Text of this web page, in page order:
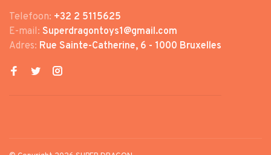
Telefoon: +32 2 5115625
E-mail: Superdragontoys1@gmail.com
Adres: Rue Sainte-Catherine, 6 - 1000 Bruxelles